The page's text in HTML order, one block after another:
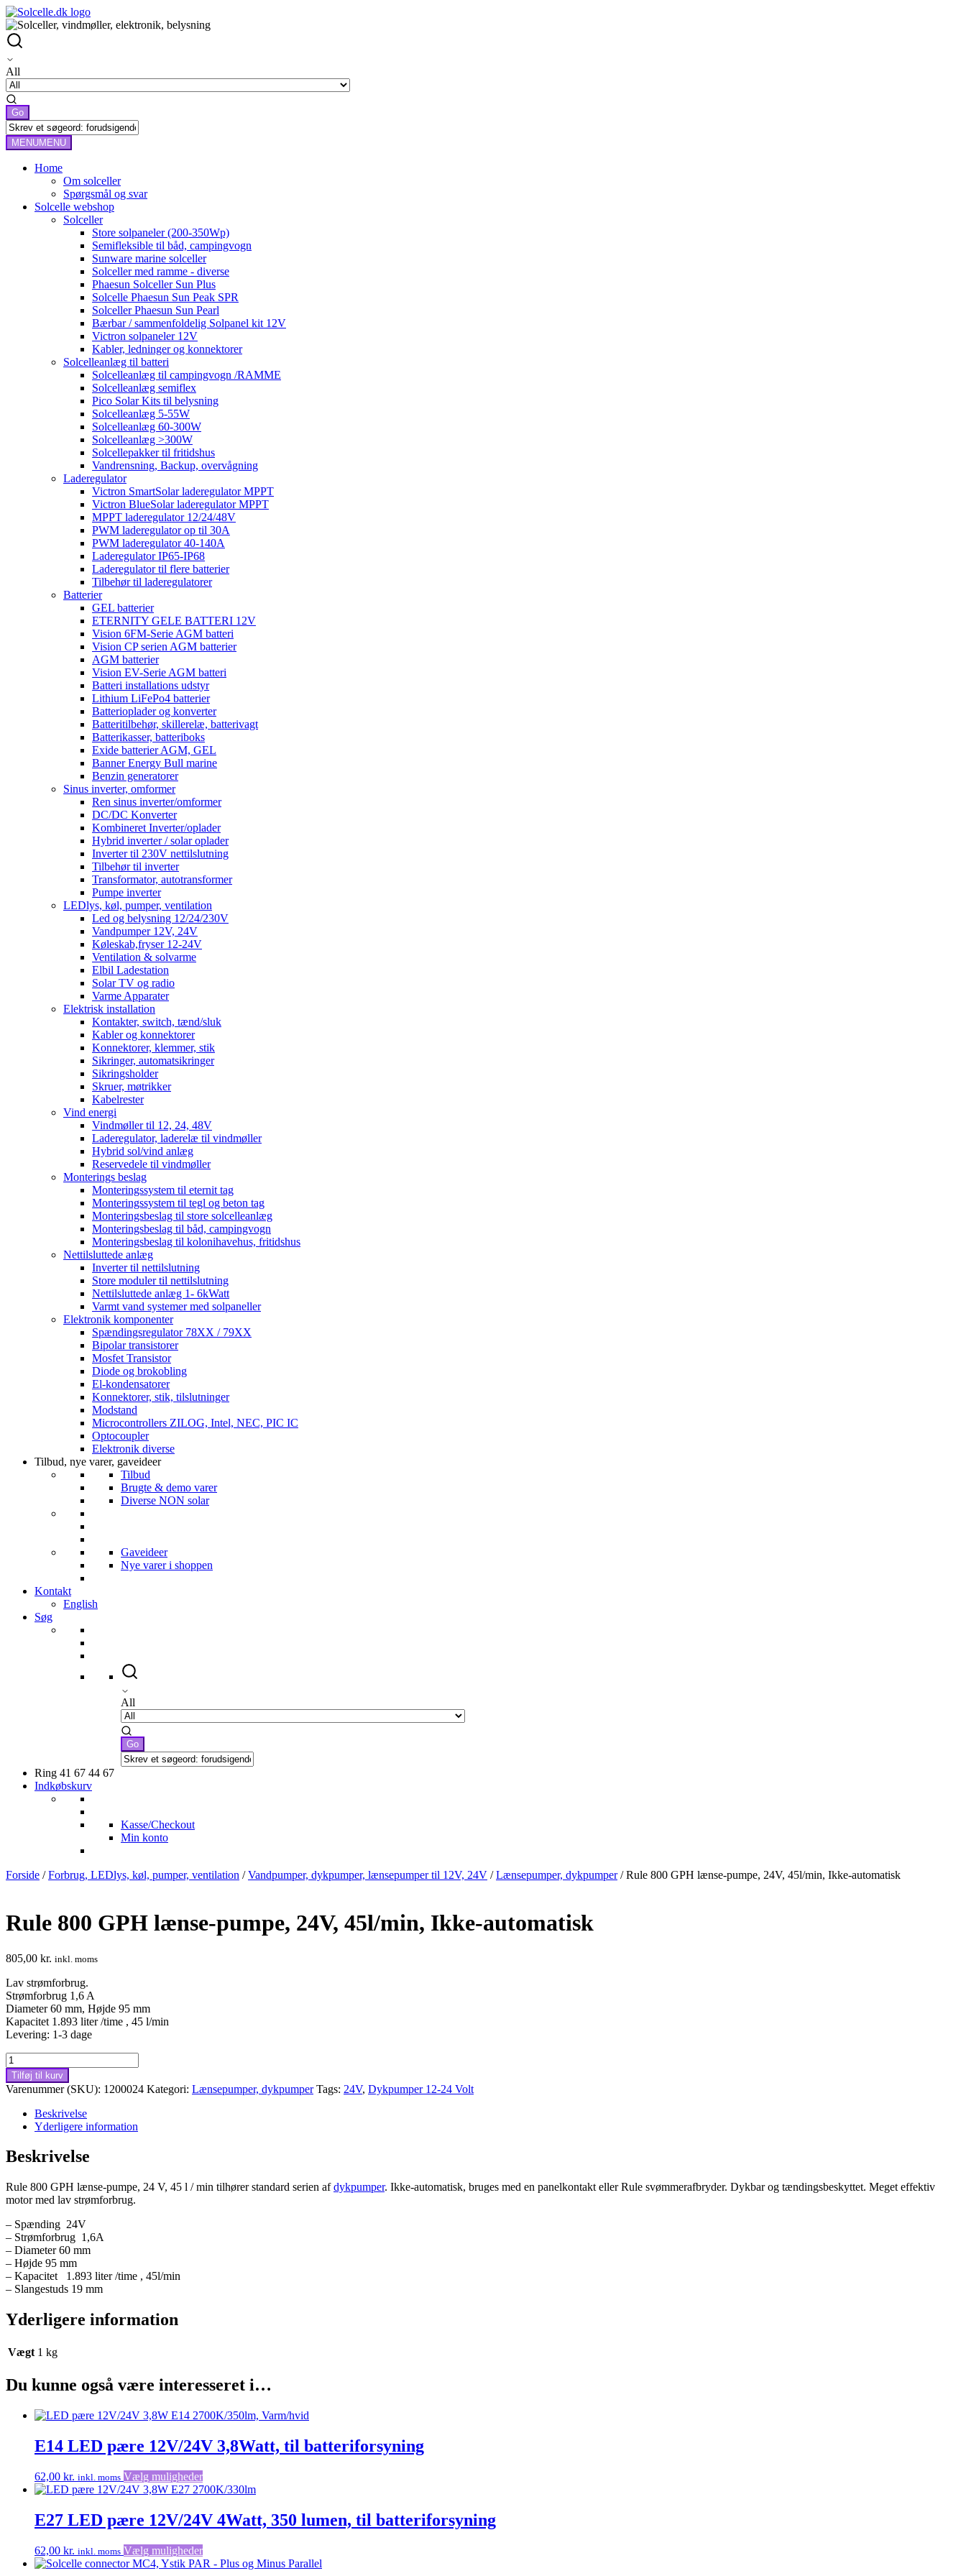
All
MENUMENU
Home
Om solceller
Spørgsmål og svar
Solcelle webshop
Solceller
Store solpaneler (200-350Wp)
Semifleksible til båd, campingvogn
Sunware marine solceller
Solceller med ramme - diverse
Phaesun Solceller Sun Plus
Solcelle Phaesun Sun Peak SPR
Solceller Phaesun Sun Pearl
Bærbar / sammenfoldelig Solpanel kit 12V
Victron solpaneler 12V
Kabler, ledninger og konnektorer
Solcelleanlæg til batteri
Solcelleanlæg til campingvogn /RAMME
Solcelleanlæg semiflex
Pico Solar Kits til belysning
Solcelleanlæg 5-55W
Solcelleanlæg 60-300W
Solcelleanlæg >300W
Solcellepakker til fritidshus
Vandrensning, Backup, overvågning
Laderegulator
Victron SmartSolar laderegulator MPPT
Victron BlueSolar laderegulator MPPT
MPPT laderegulator 12/24/48V
PWM laderegulator op til 30A
PWM laderegulator 40-140A
Laderegulator IP65-IP68
Laderegulator til flere batterier
Tilbehør til laderegulatorer
Batterier
GEL batterier
ETERNITY GELE BATTERI 12V
Vision 6FM-Serie AGM batteri
Vision CP serien AGM batterier
AGM batterier
Vision EV-Serie AGM batteri
Batteri installations udstyr
Lithium LiFePo4 batterier
Batterioplader og konverter
Batteritilbehør, skillerelæ, batterivagt
Batterikasser, batteriboks
Exide batterier AGM, GEL
Banner Energy Bull marine
Benzin generatorer
Sinus inverter, omformer
Ren sinus inverter/omformer
DC/DC Konverter
Kombineret Inverter/oplader
Hybrid inverter / solar oplader
Inverter til 230V nettilslutning
Tilbehør til inverter
Transformator, autotransformer
Pumpe inverter
LEDlys, køl, pumper, ventilation
Led og belysning 12/24/230V
Vandpumper 12V, 24V
Køleskab,fryser 12-24V
Ventilation & solvarme
Elbil Ladestation
Solar TV og radio
Varme Apparater
Elektrisk installation
Kontakter, switch, tænd/sluk
Kabler og konnektorer
Konnektorer, klemmer, stik
Sikringer, automatsikringer
Sikringsholder
Skruer, møtrikker
Kabelrester
Vind energi
Vindmøller til 12, 24, 48V
Laderegulator, laderelæ til vindmøller
Hybrid sol/vind anlæg
Reservedele til vindmøller
Monterings beslag
Monteringssystem til eternit tag
Monteringssystem til tegl og beton tag
Monteringsbeslag til store solcelleanlæg
Monteringsbeslag til båd, campingvogn
Monteringsbeslag til kolonihavehus, fritidshus
Nettilsluttede anlæg
Inverter til nettilslutning
Store moduler til nettilslutning
Nettilsluttede anlæg 1- 6kWatt
Varmt vand systemer med solpaneller
Elektronik komponenter
Spændingsregulator 78XX / 79XX
Bipolar transistorer
Mosfet Transistor
Diode og brokobling
El-kondensatorer
Konnektorer, stik, tilslutninger
Modstand
Microcontrollers ZILOG, Intel, NEC, PIC IC
Optocoupler
Elektronik diverse
Tilbud, nye varer, gaveideer
Tilbud
Brugte & demo varer
Diverse NON solar
Gaveideer
Nye varer i shoppen
Kontakt
English
Søg
All
Ring 41 67 44 67
Indkøbskurv
Kasse/Checkout
Min konto
Forside /Forbrug, LEDlys, køl, pumper, ventilation /Vandpumper, dykpumper, lænsepumper til 12V, 24V /Lænsepumper, dykpumper/ Rule 800 GPH lænse-pumpe, 24V, 45l/min, Ikke-automatisk
Rule 800 GPH lænse-pumpe, 24V, 45l/min, Ikke-automatisk
805,00 kr. inkl. moms
Lav strømforbrug.
Strømforbrug 1,6 A
Diameter 60 mm, Højde 95 mm
Kapacitet 1.893 liter /time , 45 l/min
Levering: 1-3 dage
Rule
800
GPH
lænse-
pumpe,
24V,
45l/min,
Ikke-
automatisk
Tilføj til kurv
Varenummer (SKU): 1200024 Kategori: Lænsepumper, dykpumper Tags: 24V, Dykpumper 12-24 Volt
Beskrivelse
Yderligere information
Beskrivelse
Rule 800 GPH lænse-pumpe, 24 V, 45 l / min tilhører standard serien afdykpumper. Ikke-automatisk, bruges med en panelkontakt eller Rule svømmerafbryder. Dykbar og tændingsbeskyttet. Meget effektiv
motor med lav strømforbrug.
– Spænding 24V
– Strømforbrug 1,6A
– Diameter 60 mm
– Højde 95 mm
– Kapacitet 1.893 liter /time , 45l/min
– Slangestuds 19 mm
Yderligere information
Vægt 1 kg
Du kunne også være interesseret i…
E14 LED pære 12V/24V 3,8Watt, til batteriforsyning
62,00 kr. inkl. moms Vælg mulighederDette
vare
flere
varianter.
kan
vælges
E27 LED pære 12V/24V 4Watt, 350 lumen, til batteriforsyning
62,00 kr. inkl. moms Vælg mulighederDette
vare